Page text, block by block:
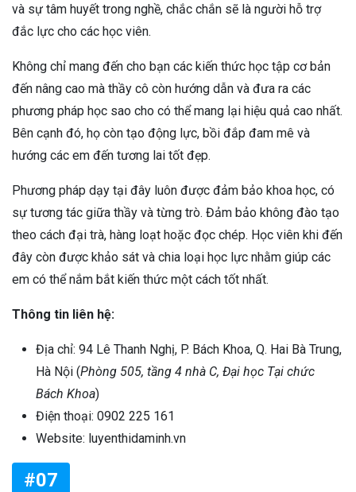
và sự tâm huyết trong nghề, chắc chắn sẽ là người hỗ trợ
đắc lực cho các học viên.
Không chỉ mang đến cho bạn các kiến thức học tập cơ bản
đến nâng cao mà thầy cô còn hướng dẫn và đưa ra các
phương pháp học sao cho có thể mang lại hiệu quả cao nhất.
Bên cạnh đó, họ còn tạo động lực, bồi đắp đam mê và
hướng các em đến tương lai tốt đẹp.
Phương pháp dạy tại đây luôn được đảm bảo khoa học, có
sự tương tác giữa thầy và từng trò. Đảm bảo không đào tạo
theo cách đại trà, hàng loạt hoặc đọc chép. Học viên khi đến
đây còn được khảo sát và chia loại học lực nhằm giúp các
em có thể nắm bắt kiến thức một cách tốt nhất.
Thông tin liên hệ:
Địa chỉ: 94 Lê Thanh Nghị, P. Bách Khoa, Q. Hai Bà Trung,
Hà Nội (Phòng 505, tầng 4 nhà C, Đại học Tại chức
Bách Khoa)
Điện thoại: 0902 225 161
Website: luyenthidaminh.vn
#07